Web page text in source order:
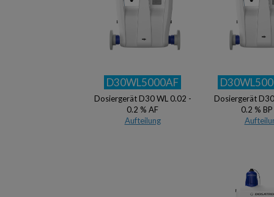
D30WL5000AF
Dosiergerät D30 WL 0.02 -
0.2 % AF
Aufteilung
Dosiergerät
0.2 %